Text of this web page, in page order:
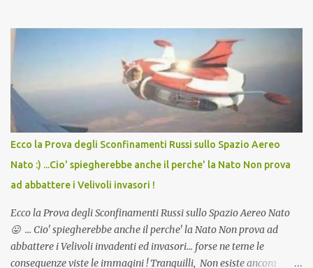
Vaccino come: l' Amaro del Capo, era "spettacolare Ghiacciato, ma
andava bene anche, a Temperatura Ambiente"! Riproponiamo
l'articolo per NON Dimenticare!
Ecco la Prova degli Sconfinamenti Russi sullo Spazio Aereo
Nato :) ...Cio' spiegherebbe anche il perche' la Nato Non prova
ad abbattere i Velivoli invasori !
Ecco la Prova degli Sconfinamenti Russi sullo Spazio Aereo Nato
😛 ... Cio' spiegherebbe anche il perche' la Nato Non prova ad
abbattere i Velivoli invadenti ed invasori... forse ne teme le
conseguenze viste le immagini ! Tranquilli, Non esiste ancora